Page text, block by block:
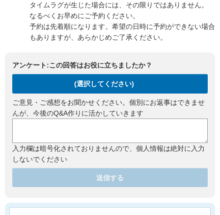
タイムラグが生じた場合には、その限りではありません。
なるべくお早めにご予約ください。
予約は先着順になります。希望の日時に予約ができない場合
もありますが、あらかじめご了承ください。
アンケート:この回答はお役に立ちましたか？
(選択してください)
ご意見・ご感想をお聞かせください。個別にお返事はできませ
んが、今後のQ&A作りに活かしていきます
入力欄は暗号化されておりませんので、個人情報は絶対に入力
しないでください
送信する